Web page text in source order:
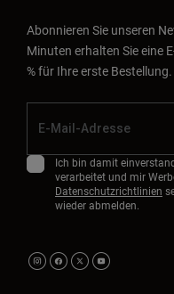
Abonnieren Sie unseren
Minuten erhalten Sie eine
% für Ihre erste Bestellung.
Ich bin damit
verarbeitet und mir
Datenschutzrichtlinien
wieder abmelden.